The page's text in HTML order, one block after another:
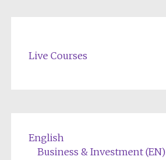
Live Courses
English
Business & Investment (EN)